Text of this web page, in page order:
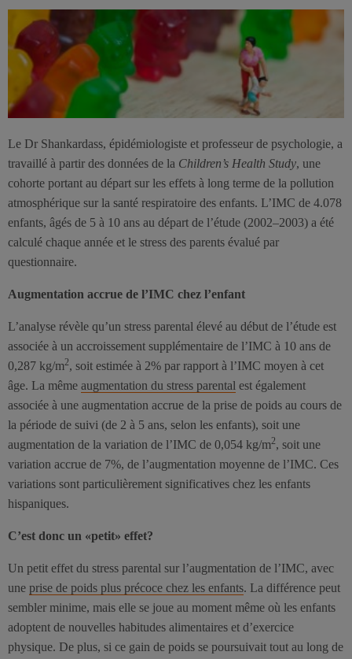
Le Dr Shankardass, épidémiologiste et professeur de psychologie, a
travaillé à partir des données de la Children’s Health Study, une
cohorte portant au départ sur les effets à long terme de la pollution
atmosphérique sur la santé respiratoire des enfants. L’IMC de 4.078
enfants, âgés de 5 à 10 ans au départ de l’étude (2002–2003) a été
calculé chaque année et le stress des parents évalué par
questionnaire.
Augmentation accrue de l’IMC chez l’enfant
L’analyse révèle qu’un stress parental élevé au début de l’étude est
associée à un accroissement supplémentaire de l’IMC à 10 ans de
0,287 kg/m2, soit estimée à 2% par rapport à l’IMC moyen à cet
âge. La même augmentation du stress parental est également
associée à une augmentation accrue de la prise de poids au cours de
la période de suivi (de 2 à 5 ans, selon les enfants), soit une
augmentation de la variation de l’IMC de 0,054 kg/m2, soit une
variation accrue de 7%, de l’augmentation moyenne de l’IMC. Ces
variations sont particulièrement significatives chez les enfants
hispaniques.
C’est donc un «petit» effet?
Un petit effet du stress parental sur l’augmentation de l’IMC, avec
une prise de poids plus précoce chez les enfants. La différence peut
sembler minime, mais elle se joue au moment même où les enfants
adoptent de nouvelles habitudes alimentaires et d’exercice
physique. De plus, si ce gain de poids se poursuivait tout au long de